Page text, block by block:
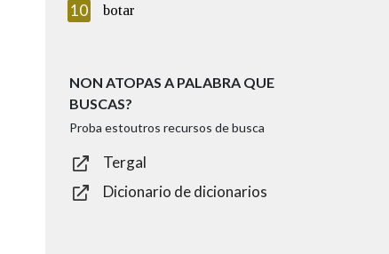
10 botar
NON ATOPAS A PALABRA QUE
BUSCAS?
Proba estoutros recursos de busca
Tergal
Dicionario de dicionarios